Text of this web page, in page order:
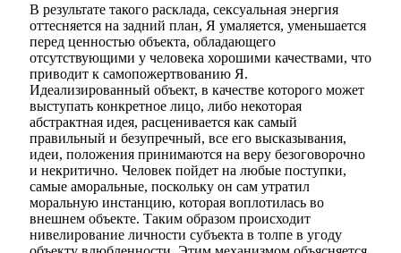
В результате такого расклада, сексуальная энергия
оттесняется на задний план, Я умаляется, уменьшается
перед ценностью объекта, обладающего
отсутствующими у человека хорошими качествами, что
приводит к самопожертвованию Я.
Идеализированный объект, в качестве которого может
выступать конкретное лицо, либо некоторая
абстрактная идея, расценивается как самый
правильный и безупречный, все его высказывания,
идеи, положения принимаются на веру безоговорочно
и некритично. Человек пойдет на любые поступки,
самые аморальные, поскольку он сам утратил
моральную инстанцию, которая воплотилась во
внешнем объекте. Таким образом происходит
нивелирование личности субъекта в толпе в угоду